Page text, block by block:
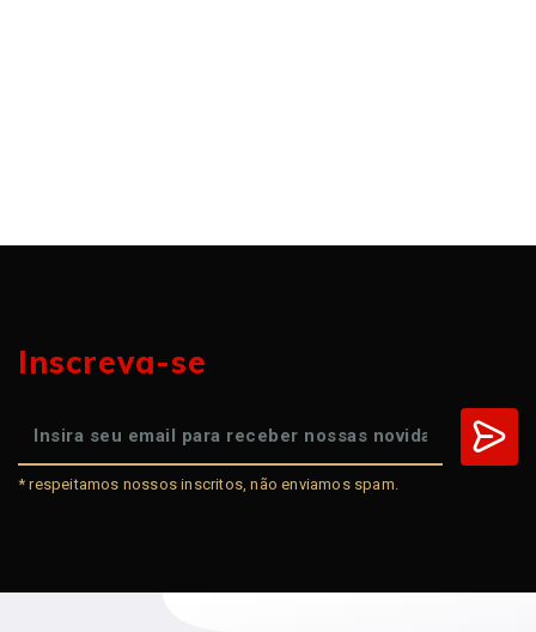
Inscreva-se
* respeitamos nossos inscritos, não enviamos spam.